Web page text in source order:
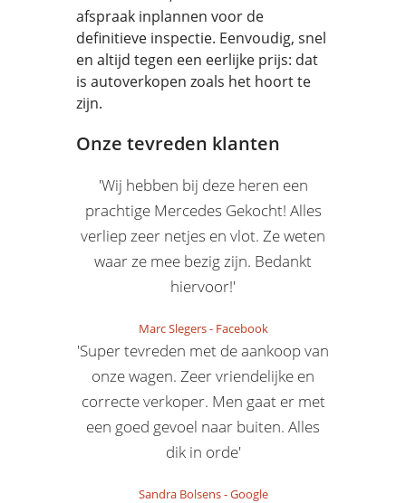
afspraak inplannen voor de
definitieve inspectie. Eenvoudig, snel
en altijd tegen een eerlijke prijs: dat
is autoverkopen zoals het hoort te
zijn.
Onze tevreden klanten
'Wij hebben bij deze heren een
prachtige Mercedes Gekocht! Alles
verliep zeer netjes en vlot. Ze weten
waar ze mee bezig zijn. Bedankt
hiervoor!'
Marc Slegers- Facebook
'Super tevreden met de aankoop van
onze wagen. Zeer vriendelijke en
correcte verkoper. Men gaat er met
een goed gevoel naar buiten. Alles
dik in orde'
Sandra Bolsens-Google